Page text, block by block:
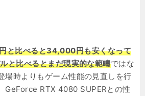
と比べると34,000円も安くなって
と比べるとまだ現実的な範疇ではな
場時よりもゲーム性能の見直しを行
GeForce RTX 4080 SUPERとの性